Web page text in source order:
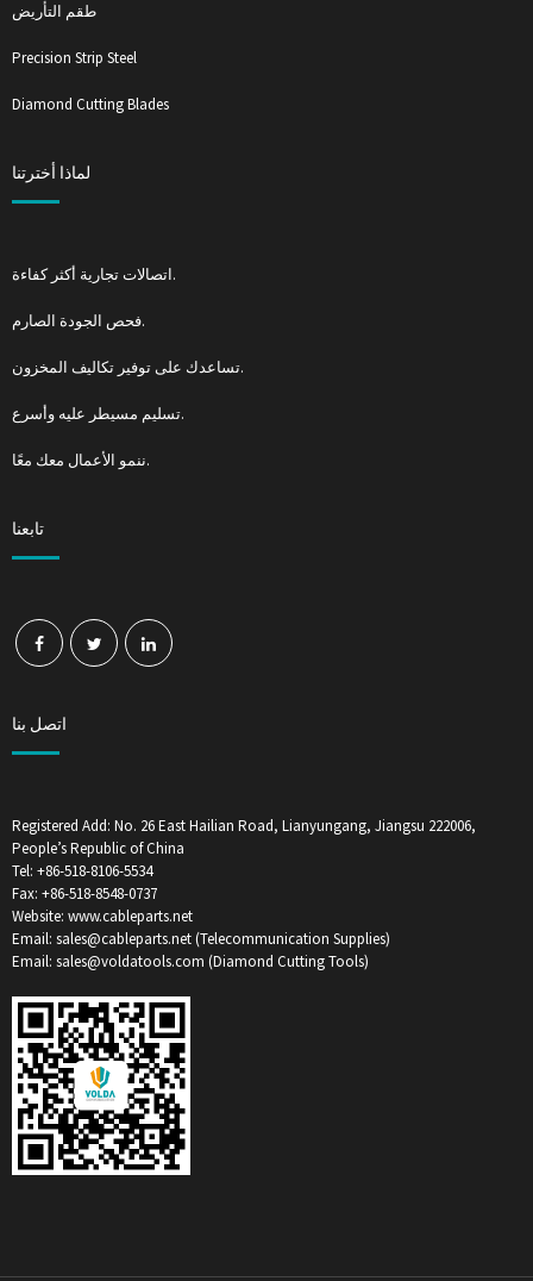
طقم التأريض
Precision Strip Steel
Diamond Cutting Blades
لماذا أخترتنا
اتصالات تجارية أكثر كفاءة.
فحص الجودة الصارم.
تساعدك على توفير تكاليف المخزون.
تسليم مسيطر عليه وأسرع.
ننمو الأعمال معك معًا.
تابعنا
اتصل بنا
Registered Add: No. 26 East Hailian Road, Lianyungang, Jiangsu 222006,
People’s Republic of China
Tel: +86-518-8106-5534
Fax: +86-518-8548-0737
Website: www.cableparts.net
Email: sales@cableparts.net (Telecommunication Supplies)
Email: sales@voldatools.com (Diamond Cutting Tools)